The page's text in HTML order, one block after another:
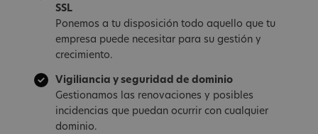
SSL
Ponemos a tu disposición todo aquello que tu
empresa puede necesitar para su gestión y
crecimiento.
Vigiliancia y seguridad de dominio
Gestionamos las renovaciones y posibles
incidencias que puedan ocurrir con cualquier
dominio.